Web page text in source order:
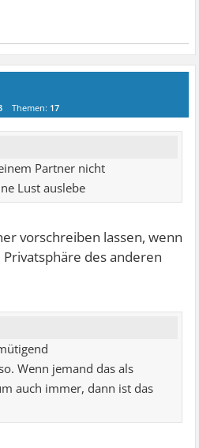
Themen: 17
Partner nicht
Lust auslebe
vorschreiben lassen, wenn
des anderen
Wenn jemand das als
auch immer, dann ist das